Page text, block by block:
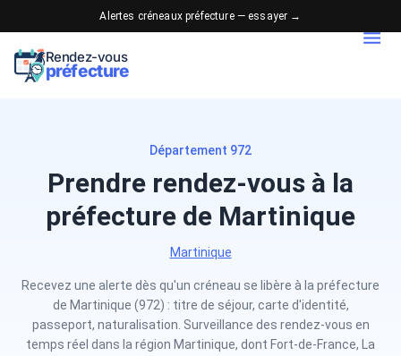
Alertes créneaux préfecture — essayer →
Rendez-vous
préfecture
Département 972
Prendre rendez-vous à la
préfecture de Martinique
Martinique
Recevez une alerte dès qu'un créneau se libère à la préfecture
de Martinique (972) : titre de séjour, carte d'identité,
passeport, naturalisation. Surveillance des rendez-vous en
temps réel dans la région Martinique, dont Fort-de-France, La